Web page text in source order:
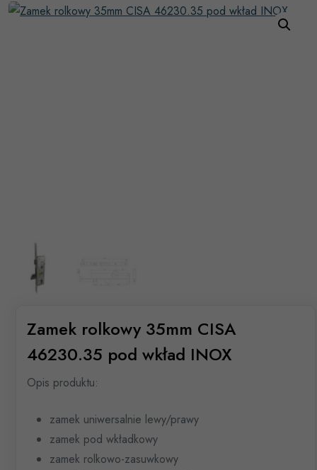
Zamek rolkowy 35mm CISA
46230.35 pod wkład INOX
Opis produktu:
zamek uniwersalnie lewy/prawy
zamek pod wkładkowy
zamek rolkowo-zasuwkowy